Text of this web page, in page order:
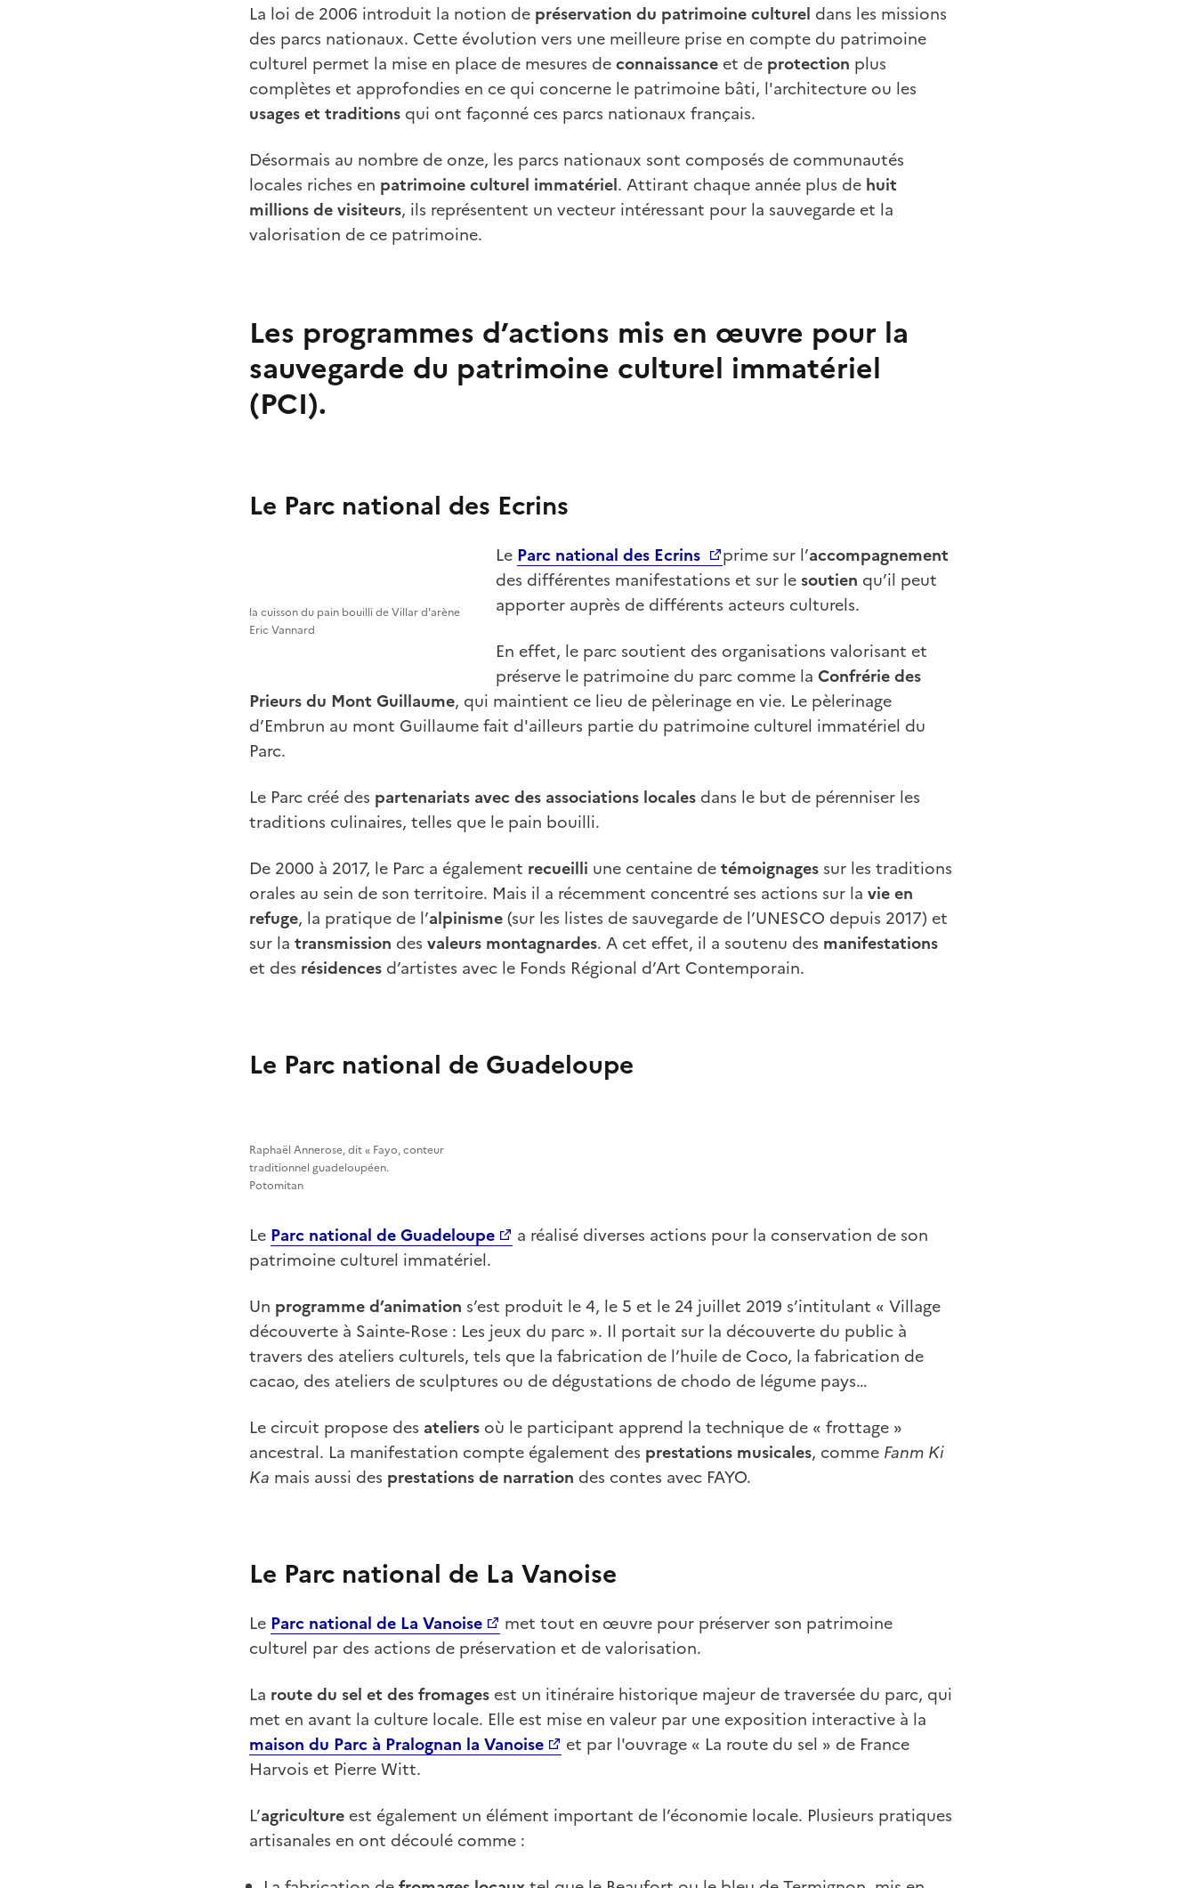
La loi de 2006 introduit la notion de préservation du patrimoine culturel dans les missions
des parcs nationaux. Cette évolution vers une meilleure prise en compte du patrimoine
culturel permet la mise en place de mesures deconnaissance et de protection plus
complètes et approfondies en ce qui concerne le patrimoine bâti, l'architecture ou les
usages et traditions qui ont façonné ces parcs nationaux français.
Désormais au nombre de onze, les parcs nationaux sont composés de communautés
locales riches en patrimoine culturel immatériel. Attirant chaque année plus de huit
millions de visiteurs, ils représentent un vecteur intéressant pour la sauvegarde et la
valorisation de ce patrimoine.
Les programmes d’actions mis en œuvre pour la
sauvegarde du patrimoine culturel immatériel
(PCI).
Le Parc national des Ecrins
la cuisson du pain bouilli de Villar d'arène
Eric Vannard
Le Parc national des Ecrins prime sur l’accompagnement
des différentes manifestations et sur lesoutien qu’il peut
apporter auprès de différents acteurs culturels.
En effet, le parc soutient des organisations valorisant et
préserve le patrimoine du parc comme la Confrérie des
Prieurs du Mont Guillaume, qui maintient ce lieu de pèlerinage en vie. Le pèlerinage
d’Embrun au mont Guillaume fait d'ailleurs partie du patrimoine culturel immatériel du
Parc.
Le Parc créé des partenariats avec des associations locales dans le but de pérenniser les
traditions culinaires, telles que le pain bouilli.
De 2000 à 2017, le Parc a également recueilli une centaine detémoignages sur les traditions
orales au sein de son territoire. Mais il a récemment concentré ses actions sur la vie en
refuge, la pratique de l’alpinisme(sur les listes de sauvegarde de l’UNESCO depuis 2017) et
sur la transmission des valeurs montagnardes. A cet effet, il a soutenu des manifestations
et des résidences d’artistes avec le Fonds Régional d’Art Contemporain.
Le Parc national de Guadeloupe
Raphaël Annerose, dit « Fayo, conteur
traditionnel guadeloupéen.
Potomitan
Le Parc national de Guadeloupe
a réalisé diverses actions pour la conservation de son
patrimoine culturel immatériel.
Un programme d’animation s’est produit le 4, le 5 et le 24 juillet 2019 s’intitulant « Village
découverte à Sainte-Rose : Les jeux du parc ». Il portait sur la découverte du public à
travers des ateliers culturels, tels que la fabrication de l’huile de Coco, la fabrication de
cacao, des ateliers de sculptures ou de dégustations de chodo de légume pays…
Le circuit propose des ateliers où le participant apprend la technique de « frottage »
ancestral. La manifestation compte également des prestations musicales, comme Fanm Ki
Ka mais aussi des prestations de narration des contes avec FAYO.
Le Parc national de La Vanoise
Le Parc national de La Vanoise
met tout en œuvre pour préserver son patrimoine
culturel par des actions de préservation et de valorisation.
La route du sel et des fromages est un itinéraire historique majeur de traversée du parc, qui
met en avant la culture locale. Elle est mise en valeur par une exposition interactive à la
maison du Parc à Pralognan la Vanoise
et par l'ouvrage « La route du sel » de France
Harvois et Pierre Witt.
L’agriculture est également un élément important de l’économie locale. Plusieurs pratiques
artisanales en ont découlé comme :